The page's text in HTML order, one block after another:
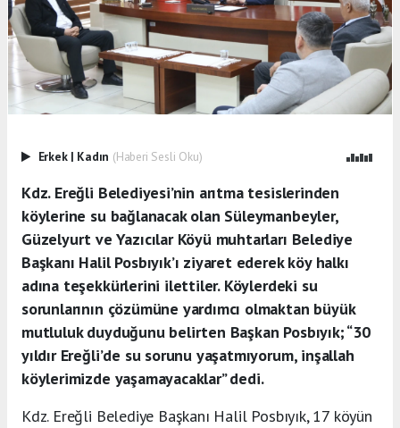
Erkek | Kadın (Haberi Sesli Oku)
Kdz. Ereğli Belediyesi’nin arıtma tesislerinden
köylerine su bağlanacak olan Süleymanbeyler,
Güzelyurt ve Yazıcılar Köyü muhtarları Belediye
Başkanı Halil Posbıyık’ı ziyaret ederek köy halkı
adına teşekkürlerini ilettiler. Köylerdeki su
sorunlarının çözümüne yardımcı olmaktan büyük
mutluluk duyduğunu belirten Başkan Posbıyık; “30
yıldır Ereğli’de su sorunu yaşatmıyorum, inşallah
köylerimizde yaşamayacaklar” dedi.
Kdz. Ereğli Belediye Başkanı Halil Posbıyık, 17 köyün